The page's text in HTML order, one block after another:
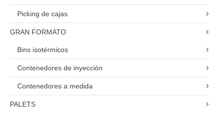
Picking de cajas
GRAN FORMATO
Bins isotérmicos
Contenedores de inyección
Contenedores a medida
PALETS